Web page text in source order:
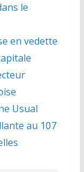
le
en vedette
Usual
au 107